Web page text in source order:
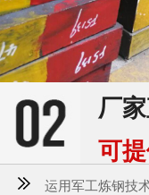
厂
可
运用军工炼钢技